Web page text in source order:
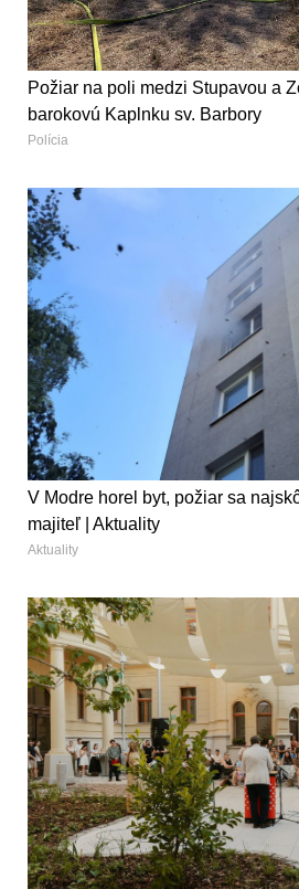
Požiar na poli medzi Stupavou a
barokovú Kaplnku sv. Barbory
Polícia
V Modre horel byt, požiar sa
majiteľ | Aktuality
Aktuality